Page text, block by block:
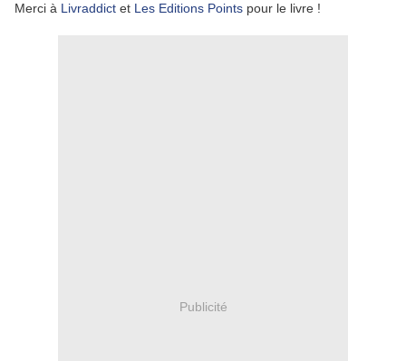
Merci à Livraddict et Les Editions Points pour le livre !
Publicité